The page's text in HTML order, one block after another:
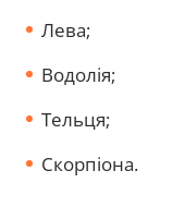
Лева;
Водолія;
Тельця;
Скорпіона.